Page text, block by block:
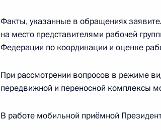
Рабочая встреча с губернатором
автономного округа Натальей
Президент произвёл кадровые
Факты, указанные в обращениях
на место представителями рабочей
Федерации по координации и оценке
При рассмотрении вопросов в режиме
передвижной и переносной комплексы
В работе мобильной приёмной